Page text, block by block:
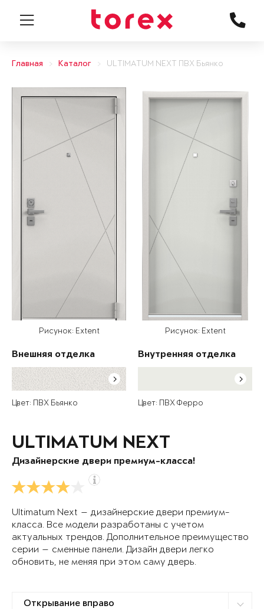
Главная Каталог ULTIMATUM NEXT ПВХ Бьянко
Рисунок: Extent
Внешняя отделка
Цвет: ПВХ Бьянко
Рисунок: Extent
Внутренняя отделка
Цвет: ПВХ Ферро
ULTIMATUM NEXT
Дизайнерские двери премиум-класса!
Ultimatum Next — дизайнерские двери премиум-
класса. Все модели разработаны с учетом
актуальных трендов. Дополнительное преимущество
серии — сменные панели. Дизайн двери легко
обновить, не меняя при этом саму дверь.